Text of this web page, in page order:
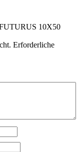
10X50
Erforderliche